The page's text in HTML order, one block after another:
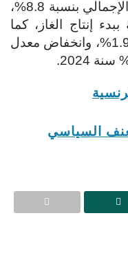
حصول معدل نمو للناتج المحلي الإجمالي بنسبة 8.8%،
إنتاج الغاز، كما
يتوقع وصول معدل التضخم إلى 1.9%، وانخفاض معدل
السياسي